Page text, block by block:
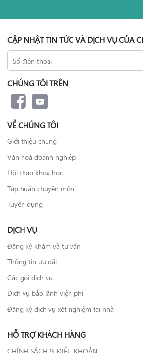
CẬP NHẬT TIN TỨC VÀ DỊCH VỤ CỦA
CHÚNG TÔI TRÊN
VỀ CHÚNG TÔI
Giới thiệu chung
Văn hoá doanh nghiệp
Hội thảo khoa học
Tập huấn chuyên môn
Tuyển dụng
DỊCH VỤ
Đăng ký khám và tư vấn
Thông tin ưu đãi
Các gói dịch vụ
Dịch vụ bảo lãnh viện phí
Đăng ký dịch vụ xét nghiệm tại nhà
HỖ TRỢ KHÁCH HÀNG
CHÍNH SÁCH & ĐIỀU KHOẢN